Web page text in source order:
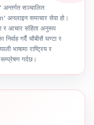
सञ्चालित
समाचार सेवा हो।
र आचार संहिता अनुरूप
गर्दै चौबीसै घण्टा र
भाषामा राष्ट्रिय र
सम्प्रेषण गर्दछ।